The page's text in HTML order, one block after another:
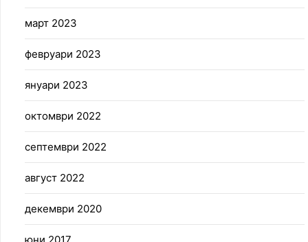
март 2023
февруари 2023
януари 2023
октомври 2022
септември 2022
август 2022
декември 2020